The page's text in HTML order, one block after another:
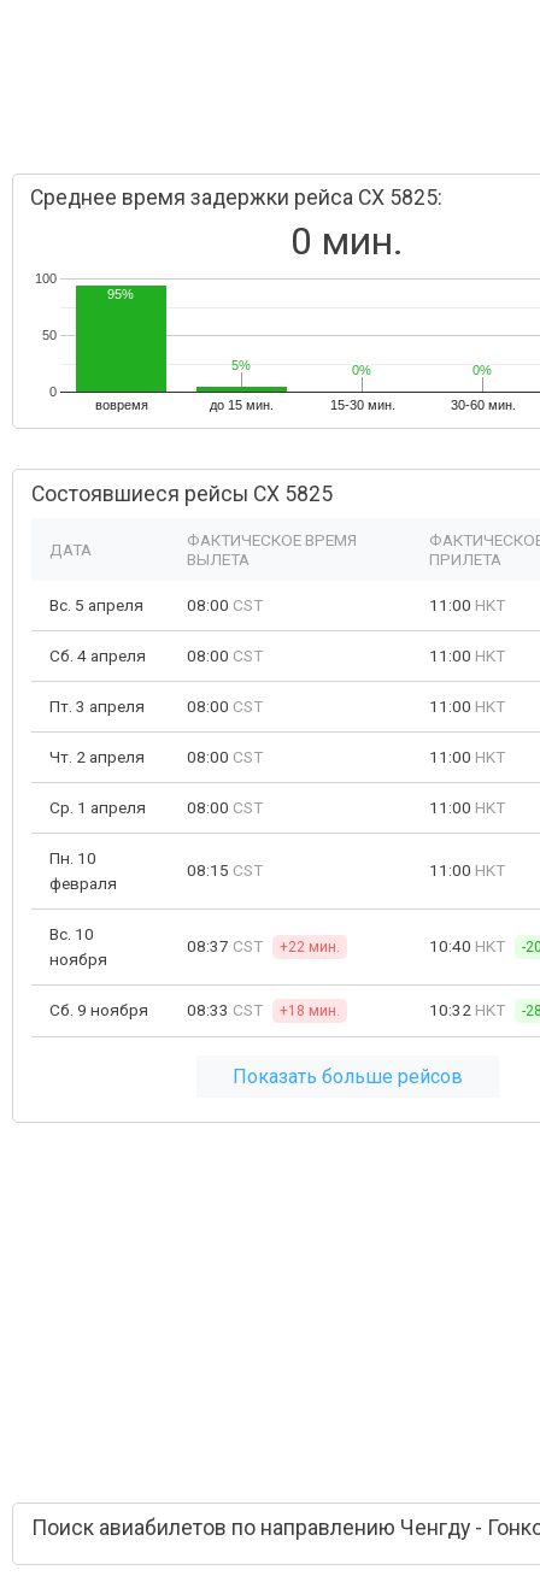
Среднее время задержки рейса CX 5825:
0 мин.
вовремя до 15 мин. 15-30 мин. 30-60 мин.
0
50
100
95%
5%
5% 0%
0% 0%
0%
Состоявшиеся рейсы CX 5825
ДАТА
ФАКТИЧЕСКОЕ ВРЕМЯ
ВЫЛЕТА
ПРИЛЕТА
Вс. 5 апреля 08:00 CST 11:00 HKT
Сб. 4 апреля 08:00 CST 11:00 HKT
Пт. 3 апреля 08:00 CST 11:00 HKT
Чт. 2 апреля 08:00 CST 11:00 HKT
Ср. 1 апреля 08:00 CST 11:00 HKT
Пн. 10
февраля
08:15 CST 11:00 HKT
Вс. 10
ноября
08:37 CST +22 мин. 10:40 HKT -
Сб. 9 ноября 08:33 CST +18 мин. 10:32 HKT -
Показать больше рейсов
Поиск авиабилетов по направлению Ченгду -